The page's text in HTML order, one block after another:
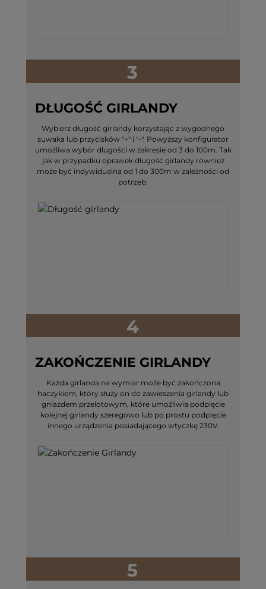
3
DŁUGOŚĆ GIRLANDY
Wybierz długość girlandy korzystając z wygodnego
suwaka lub przycisków "+" i "-". Powyższy konfigurator
umożliwa wybór długości w zakresie od 3 do 100m. Tak
jak w przypadku oprawek długość girlandy również
może być indywidualna od 1 do 300m w zależności od
potrzeb.
4
ZAKOŃCZENIE GIRLANDY
Każda girlanda na wymiar może być zakończona
haczykiem, który służy on do zawieszenia girlandy lub
gniazdem przelotowym, które umożliwia podpięcie
kolejnej girlandy szeregowo lub po prostu podpięcie
innego urządzenia posiadającego wtyczkę 230V.
5